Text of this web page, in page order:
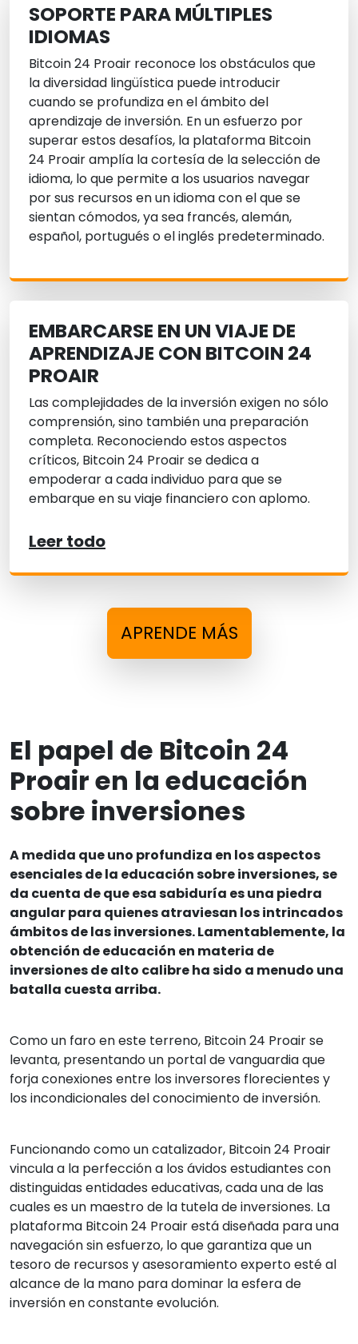
SOPORTE PARA MÚLTIPLES
IDIOMAS
Bitcoin 24 Proair reconoce los obstáculos que
la diversidad lingüística puede introducir
cuando se profundiza en el ámbito del
aprendizaje de inversión. En un esfuerzo por
superar estos desafíos, la plataforma Bitcoin
24 Proair amplía la cortesía de la selección de
idioma, lo que permite a los usuarios navegar
por sus recursos en un idioma con el que se
sientan cómodos, ya sea francés, alemán,
español, portugués o el inglés predeterminado.
EMBARCARSE EN UN VIAJE DE
APRENDIZAJE CON BITCOIN 24
PROAIR
Las complejidades de la inversión exigen no sólo
comprensión, sino también una preparación
completa. Reconociendo estos aspectos
críticos, Bitcoin 24 Proair se dedica a
empoderar a cada individuo para que se
embarque en su viaje financiero con aplomo.
Leer todo
APRENDE MÁS
El papel de Bitcoin 24
Proair en la educación
sobre inversiones
A medida que uno profundiza en los aspectos
esenciales de la educación sobre inversiones, se
da cuenta de que esa sabiduría es una piedra
angular para quienes atraviesan los intrincados
ámbitos de las inversiones. Lamentablemente, la
obtención de educación en materia de
inversiones de alto calibre ha sido a menudo una
batalla cuesta arriba.
Como un faro en este terreno, Bitcoin 24 Proair se
levanta, presentando un portal de vanguardia que
forja conexiones entre los inversores florecientes y
los incondicionales del conocimiento de inversión.
Funcionando como un catalizador, Bitcoin 24 Proair
vincula a la perfección a los ávidos estudiantes con
distinguidas entidades educativas, cada una de las
cuales es un maestro de la tutela de inversiones. La
plataforma Bitcoin 24 Proair está diseñada para una
navegación sin esfuerzo, lo que garantiza que un
tesoro de recursos y asesoramiento experto esté al
alcance de la mano para dominar la esfera de
inversión en constante evolución.